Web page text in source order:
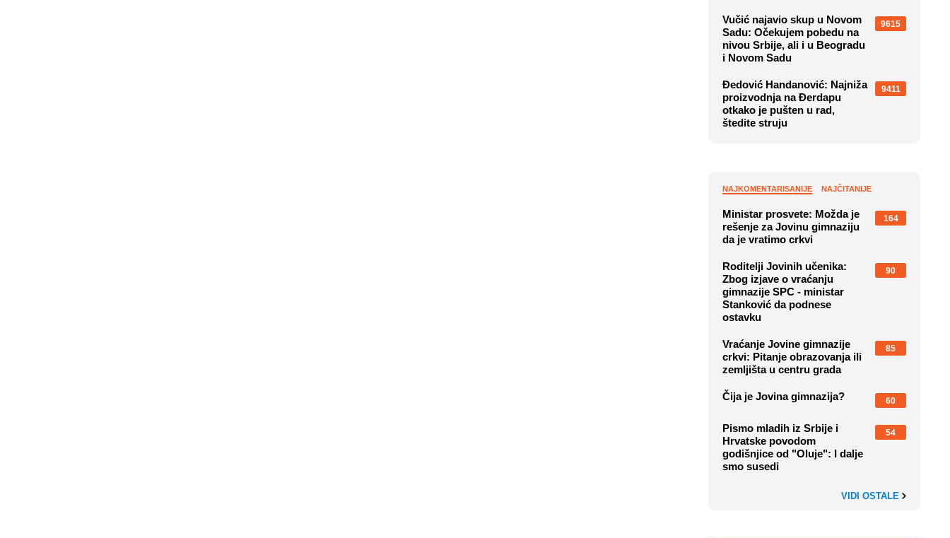
Vučić najavio skup u Novom
Sadu: Očekujem pobedu na
nivou Srbije, ali i u Beogradu
i Novom Sadu
9615
Đedović Handanović: Najniža
proizvodnja na Đerdapu
otkako je pušten u rad,
štedite struju
9411
NAJKOMENTARISANIJE NAJČITANIJE
Ministar prosvete: Možda je
rešenje za Jovinu gimnaziju
da je vratimo crkvi
164
Roditelji Jovinih učenika:
Zbog izjave o vraćanju
gimnazije SPC - ministar
Stanković da podnese
ostavku
90
Vraćanje Jovine gimnazije
crkvi: Pitanje obrazovanja ili
zemljišta u centru grada
85
Čija je Jovina gimnazija? 60
Pismo mladih iz Srbije i
Hrvatske povodom
godišnjice od "Oluje": I dalje
smo susedi
54
VIDI OSTALE